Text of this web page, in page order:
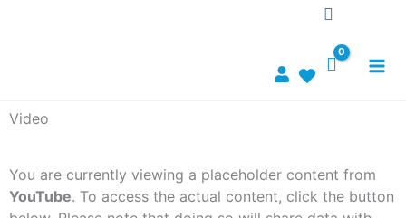
Video
You are currently viewing a placeholder content from
YouTube. To access the actual content, click the button